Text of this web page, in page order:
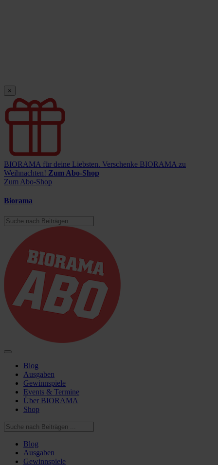
×
BIORAMA für deine Liebsten. Verschenke BIORAMA zu
Weihnachten! Zum Abo-Shop
Zum Abo-Shop
Biorama
Blog
Ausgaben
Gewinnspiele
Events & Termine
Über BIORAMA
Shop
Blog
Ausgaben
Gewinnspiele